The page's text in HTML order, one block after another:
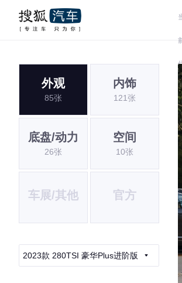
外观
85张
内饰
121张
底盘/动力
26张
空间
10张
车展/其他 官方
2023款 280TSI 豪华Plus进阶版